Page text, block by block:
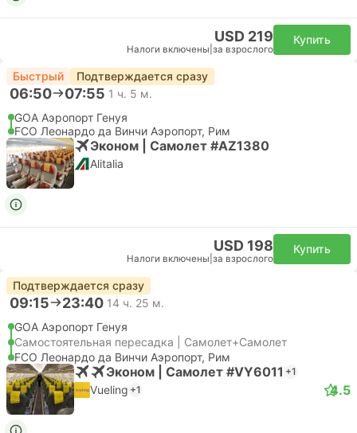
USD 219
Налоги включены за взрослого
Купить
Быстрый Подтверждается сразу
06:50 07:55 1 ч. 5 м.
GOA Аэропорт Генуя
FCO Леонардо да Винчи Аэропорт, Рим
Эконом | Самолет #AZ1380
Alitalia
USD 198
Налоги включены за взрослого
Купить
Подтверждается сразу
09:15 23:40 14 ч. 25 м.
GOA Аэропорт Генуя
Самостоятельная пересадка | Самолет+Самолет
FCO Леонардо да Винчи Аэропорт, Рим
Эконом | Самолет #VY6011 +1
Vueling +1 4.5